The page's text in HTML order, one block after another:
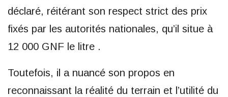
déclaré, réitérant son respect strict des prix
fixés par les autorités nationales, qu’il situe à
12 000 GNF le litre .
Toutefois, il a nuancé son propos en
reconnaissant la réalité du terrain et l’utilité du